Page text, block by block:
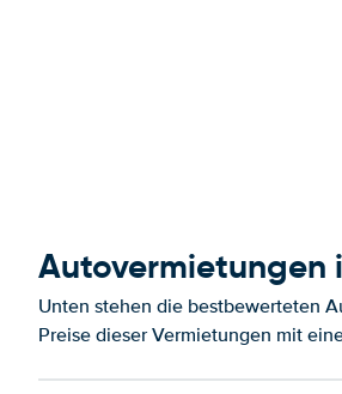
Autovermietungen
Unten stehen die bestbewerteten
Preise dieser Vermietungen mit